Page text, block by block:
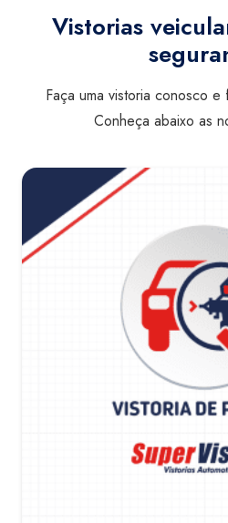
Vistorias
Faça uma vistoria conosco
Conheça abaixo as